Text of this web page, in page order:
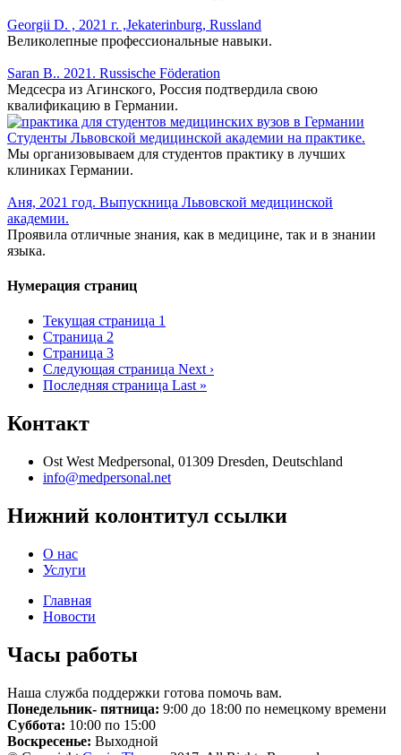
Georgii D. , 2021 г. ,Jekaterinburg, Russland
Великолепные профессиональные навыки.
Saran B.. 2021. Russische Föderation
Медсесра из Агинского, Россия подтвердила свою
квалификацию в Германии.
Студенты Львовской медицинской академии на практике.
Мы организовываем для студентов практику в лучших
клиниках Германии.
Аня, 2021 год. Выпускница Львовской медицинской
академии.
Проявила отличные знания, как в медицине, так и в знании
языка.
Нумерация страниц
Текущая страница 1
Страница 2
Страница 3
Следующая страница Next ›
Последняя страница Last »
Контакт
Ost West Medpersonal, 01309 Dresden, Deutschland
info@medpersonal.net
Нижний колонтитул ссылки
О нас
Услуги
Главная
Новости
Часы работы
Наша служба поддержки готова помочь вам.
Понедельник- пятница: 9:00 до 18:00 по немецкому времени
Суббота: 10:00 по 15:00
Воскресенье: Выходной